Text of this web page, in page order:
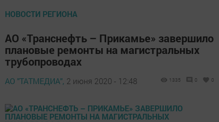
НОВОСТИ РЕГИОНА
АО «Транснефть – Прикамье» завершило
плановые ремонты на магистральных
трубопроводах
АО "ТАТМЕДИА", 2 июня 2020 - 12:48 1335 0 0